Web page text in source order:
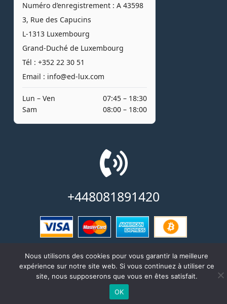
Numéro d’enregistrement : A 43598
3, Rue des Capucins
L-1313 Luxembourg
Grand-Duché de Luxembourg
Tél : +352 22 30 51
Email : info@ed-lux.com
Lun – Ven
07:45 – 18:30
Sam
08:00 – 18:00
+448081891420
Nous utilisons des cookies pour vous garantir la meilleure
expérience sur notre site web. Si vous continuez à utiliser ce
site, nous supposerons que vous en êtes satisfait.
OK